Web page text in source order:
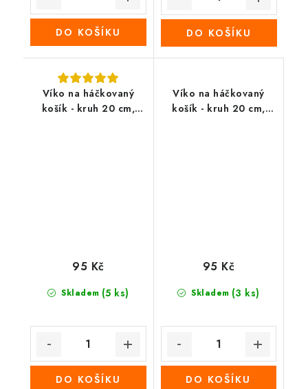
DO KOŠÍKU DO KOŠÍKU
Víko na háčkovaný
košík - kruh 20 cm,
Skladem (5 ks)
95 Kč
DO KOŠÍKU
Víko na háčkovaný
košík - kruh 20 cm,
Skladem (3 ks)
95 Kč
DO KOŠÍKU